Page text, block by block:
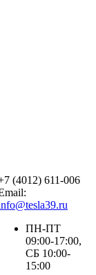
(4012) 611-006
ПН-ПТ
09:00-17:00,
СБ 10:00-
15:00